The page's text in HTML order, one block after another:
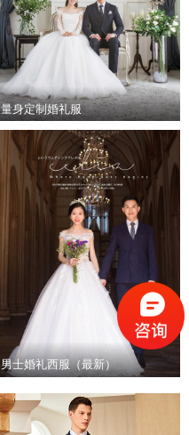
量身定制婚礼服
男士婚礼西服（最新）